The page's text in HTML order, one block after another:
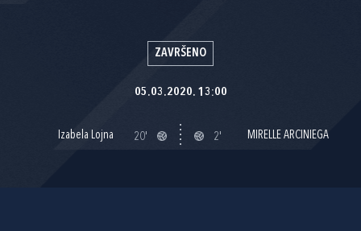
ZAVRŠENO
05.03.2020. 13:00
Izabela Lojna 20' 2' MIRELLE ARCINIEGA